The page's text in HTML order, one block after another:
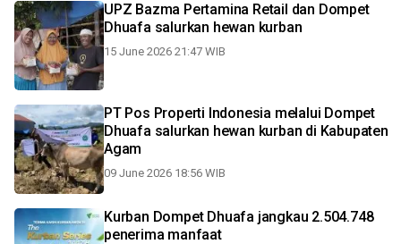
UPZ Bazma Pertamina Retail dan Dompet
Dhuafa salurkan hewan kurban
15 June 2026 21:47 WIB
PT Pos Properti Indonesia melalui Dompet
Dhuafa salurkan hewan kurban di Kabupaten
Agam
09 June 2026 18:56 WIB
Kurban Dompet Dhuafa jangkau 2.504.748
penerima manfaat